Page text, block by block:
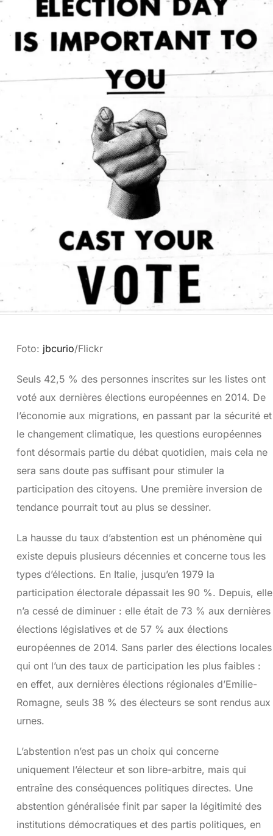
Foto: jbcurio/Flickr
Seuls 42,5 % des personnes inscrites sur les listes ont
voté aux dernières élections européennes en 2014. De
l’économie aux migrations, en passant par la sécurité et
le changement climatique, les questions européennes
font désormais partie du débat quotidien, mais cela ne
sera sans doute pas suffisant pour stimuler la
participation des citoyens. Une première inversion de
tendance pourrait tout au plus se dessiner.
La hausse du taux d’abstention est un phénomène qui
existe depuis plusieurs décennies et concerne tous les
types d’élections. En Italie, jusqu’en 1979 la
participation électorale dépassait les 90 %. Depuis, elle
n’a cessé de diminuer : elle était de 73 % aux dernières
élections législatives et de 57 % aux élections
européennes de 2014. Sans parler des élections locales
qui ont l’un des taux de participation les plus faibles :
en effet, aux dernières élections régionales d’Emilie-
Romagne, seuls 38 % des électeurs se sont rendus aux
urnes.
L’abstention n’est pas un choix qui concerne
uniquement l’électeur et son libre-arbitre, mais qui
entraîne des conséquences politiques directes. Une
abstention généralisée finit par saper la légitimité des
institutions démocratiques et des partis politiques, en